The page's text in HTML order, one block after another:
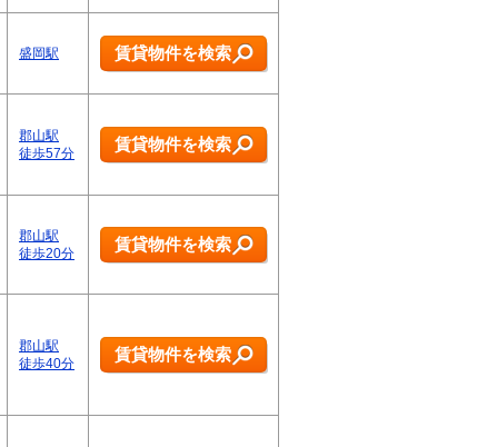
盛岡駅 賃貸物件を検索
郡山駅
徒歩57分
賃貸物件を検索
郡山駅
徒歩20分
賃貸物件を検索
郡山駅
徒歩40分
賃貸物件を検索